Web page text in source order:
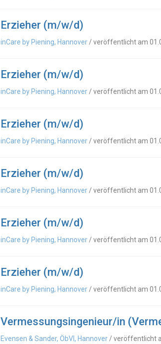
Erzieher (m/w/d)
inCare by Piening, Hannover/ veröffentlicht am
Erzieher (m/w/d)
inCare by Piening, Hannover/ veröffentlicht am
Erzieher (m/w/d)
inCare by Piening, Hannover/ veröffentlicht am
Erzieher (m/w/d)
inCare by Piening, Hannover/ veröffentlicht am
Erzieher (m/w/d)
inCare by Piening, Hannover/ veröffentlicht am
Erzieher (m/w/d)
inCare by Piening, Hannover/ veröffentlicht am
Vermessungsingenieur/in
Evensen & Sander, ÖbVI, Hannover/ veröffentlicht